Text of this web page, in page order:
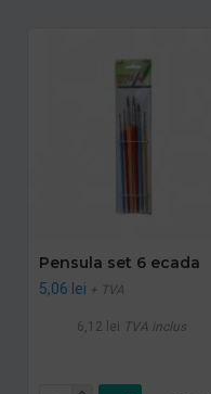
Pensula set 6 ecada
5,06 lei + TVA
6,12 lei TVA inclus